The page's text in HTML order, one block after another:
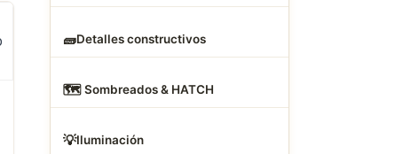
🧱Detalles constructivos
🗺️ Sombreados & HATCH
💡Iluminación